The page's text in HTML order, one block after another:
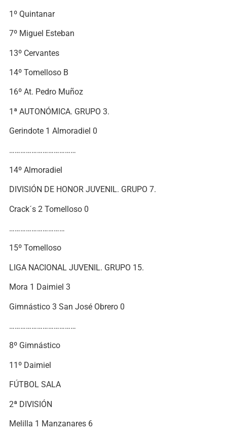
1º Quintanar
7º Miguel Esteban
13º Cervantes
14º Tomelloso B
16º At. Pedro Muñoz
1ª AUTONÓMICA. GRUPO 3.
Gerindote 1 Almoradiel 0
………………………………
14º Almoradiel
DIVISIÓN DE HONOR JUVENIL. GRUPO 7.
Crack´s 2 Tomelloso 0
…………………………
15º Tomelloso
LIGA NACIONAL JUVENIL. GRUPO 15.
Mora 1 Daimiel 3
Gimnástico 3 San José Obrero 0
………………………………
8º Gimnástico
11º Daimiel
FÚTBOL SALA
2ª DIVISIÓN
Melilla 1 Manzanares 6